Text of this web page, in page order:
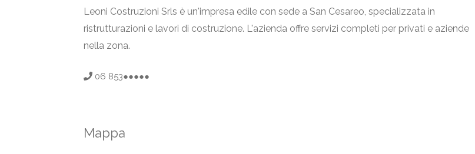
Leoni Costruzioni Srls è un'impresa edile con sede a San Cesareo, specializzata in
ristrutturazioni e lavori di costruzione. L'azienda offre servizi completi per privati e aziende
nella zona.
06 853●●●●●
Mappa